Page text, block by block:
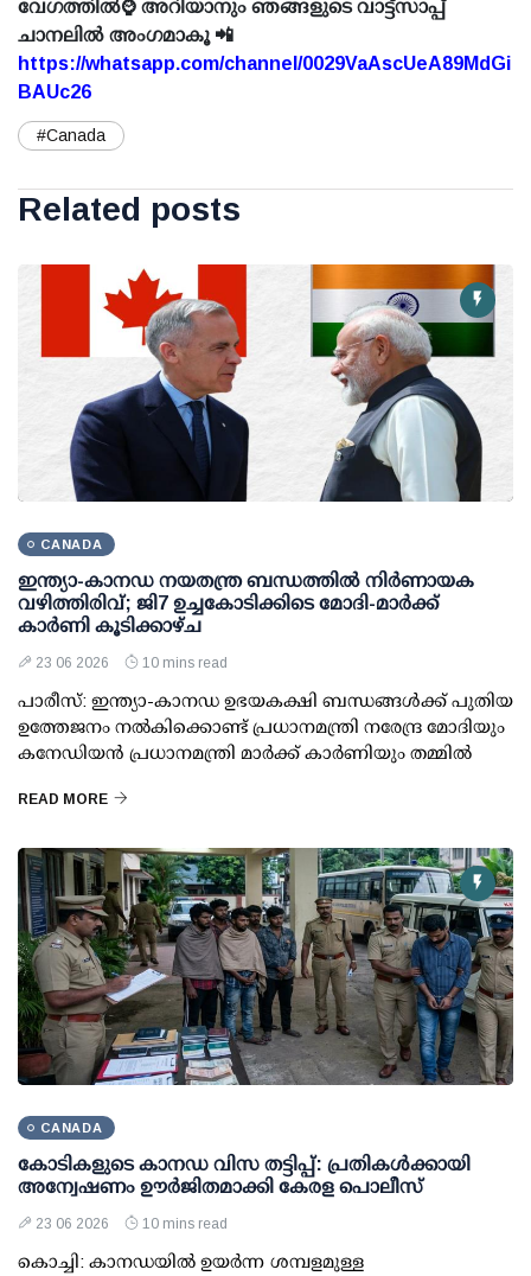
വേഗത്തിൽ⌚ അറിയാനും ഞങ്ങളുടെ വാട്ട്സാപ്പ്
ചാനലിൽ അംഗമാകൂ 📲
https://whatsapp.com/channel/0029VaAscUeA89MdGi
BAUc26
#Canada
Related posts
CANADA
ഇന്ത്യാ-കാനഡ നയതന്ത്ര ബന്ധത്തിൽ നിർണായക
വഴിത്തിരിവ്; ജി7 ഉച്ചകോടിക്കിടെ മോദി-മാർക്ക്
കാർണി കൂടിക്കാഴ്ച
23 06 2026 10 mins read
പാരീസ്: ഇന്ത്യാ-കാനഡ ഉഭയകക്ഷി ബന്ധങ്ങൾക്ക് പുതിയ
ഉത്തേജനം നൽകിക്കൊണ്ട് പ്രധാനമന്ത്രി നരേന്ദ്ര മോദിയും
കനേഡിയൻ പ്രധാനമന്ത്രി മാർക്ക് കാർണിയും തമ്മിൽ
READ MORE
CANADA
കോടികളുടെ കാനഡ വിസ തട്ടിപ്പ്: പ്രതികൾക്കായി
അന്വേഷണം ഊർജിതമാക്കി കേരള പൊലീസ്
23 06 2026 10 mins read
കൊച്ചി: കാനഡയിൽ ഉയർന്ന ശമ്പളമുള്ള